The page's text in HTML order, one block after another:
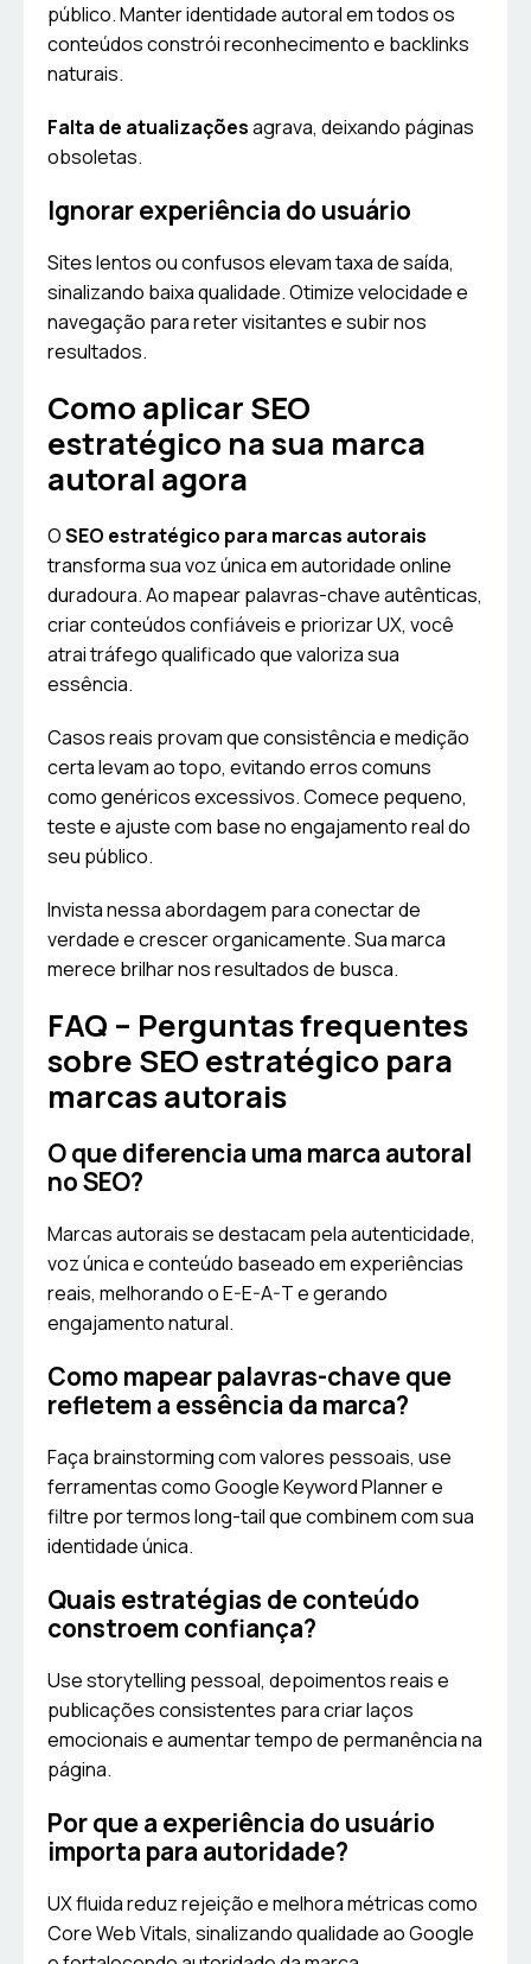
público. Manter identidade autoral em todos os
conteúdos constrói reconhecimento e backlinks
naturais.
Falta de atualizaçõesagrava, deixando páginas
obsoletas.
Ignorar experiência do usuário
Sites lentos ou confusos elevam taxa de saída,
sinalizando baixa qualidade. Otimize velocidade e
navegação para reter visitantes e subir nos
resultados.
Como aplicar SEO
estratégico na sua marca
autoral agora
OSEO estratégico para marcas autorais
transforma sua voz única em autoridade online
duradoura. Ao mapear palavras-chave autênticas,
criar conteúdos confiáveis e priorizar UX, você
atrai tráfego qualificado que valoriza sua
essência.
Casos reais provam que consistência e medição
certa levam ao topo, evitando erros comuns
como genéricos excessivos. Comece pequeno,
teste e ajuste com base no engajamento real do
seu público.
Invista nessa abordagem para conectar de
verdade e crescer organicamente. Sua marca
merece brilhar nos resultados de busca.
FAQ – Perguntas frequentes
sobre SEO estratégico para
marcas autorais
O que diferencia uma marca autoral
no SEO?
Marcas autorais se destacam pela autenticidade,
voz única e conteúdo baseado em experiências
reais, melhorando o E-E-A-T e gerando
engajamento natural.
Como mapear palavras-chave que
refletem a essência da marca?
Faça brainstorming com valores pessoais, use
ferramentas como Google Keyword Planner e
filtre por termos long-tail que combinem com sua
identidade única.
Quais estratégias de conteúdo
constroem confiança?
Use storytelling pessoal, depoimentos reais e
publicações consistentes para criar laços
emocionais e aumentar tempo de permanência na
página.
Por que a experiência do usuário
importa para autoridade?
UX fluida reduz rejeição e melhora métricas como
Core Web Vitals, sinalizando qualidade ao Google